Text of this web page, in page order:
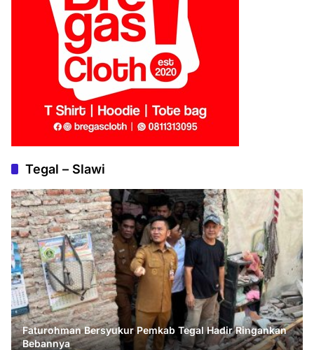
Tegal – Slawi
Faturohman Bersyukur Pemkab Tegal Hadir Ringankan
Bebannya